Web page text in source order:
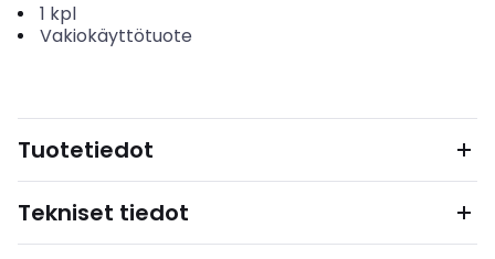
1 kpl
Vakiokäyttötuote
Tuotetiedot
Tekniset tiedot